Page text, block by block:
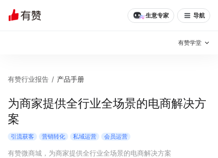
生意专家 导航
有赞学堂
有赞说增长
私域日历 增长方法
有赞成功案例 新零售最佳实践
有赞行业报告 / 产品手册
为商家提供全行业全场景的电商解决方
案
引流获客 营销转化 私域运营 会员运营
有赞微商城，为商家提供全行业全场景的电商解决方案